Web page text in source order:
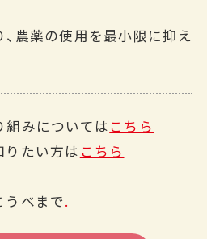
農薬の使用を最小限に抑え
みについては こちら
たい方は こちら
べまで.